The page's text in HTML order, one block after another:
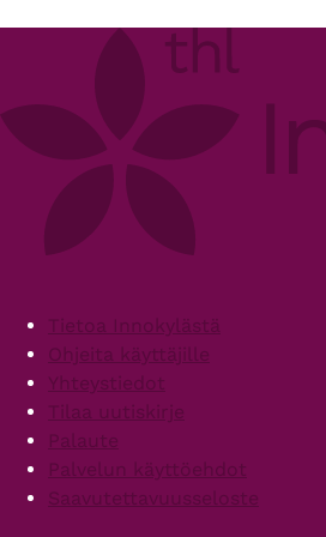
Primary
tabs
FooterTietoa Innokylästä
Ohjeita käyttäjille
Yhteystiedot
Tilaa uutiskirje
Palaute
Palvelun käyttöehdot
Saavutettavuusseloste